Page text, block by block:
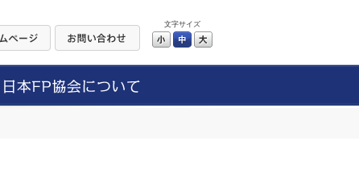
文字サイズ
小 中